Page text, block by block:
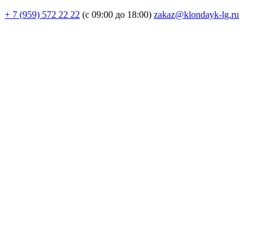
+ 7 (959) 572 22 22 (с 09:00 до 18:00) zakaz@klondayk-lg.ru